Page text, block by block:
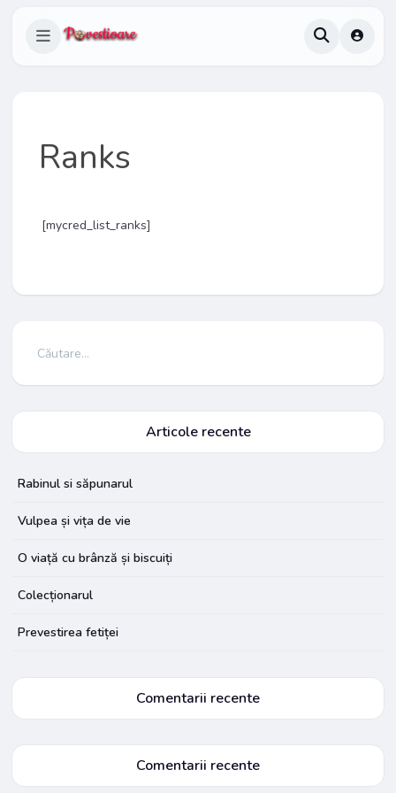
Ranks
[mycred_list_ranks]
Articole recente
Rabinul si săpunarul
Vulpea și vița de vie
O viață cu brânză și biscuiți
Colecționarul
Prevestirea fetiței
Comentarii recente
Comentarii recente